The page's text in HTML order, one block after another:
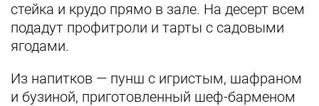
стейка и крудо прямо в зале. На десерт всем
подадут профитроли и тарты с садовыми
ягодами.
Из напитков — пунш с игристым, шафраном
и бузиной, приготовленный шеф-барменом